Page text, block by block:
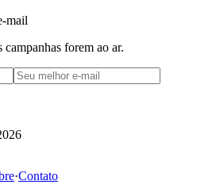
mail
forem ao ar.
·Contato